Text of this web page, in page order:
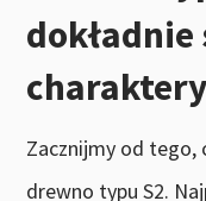
dokładnie
Zacznijmy od tego,
drewno typu S2.